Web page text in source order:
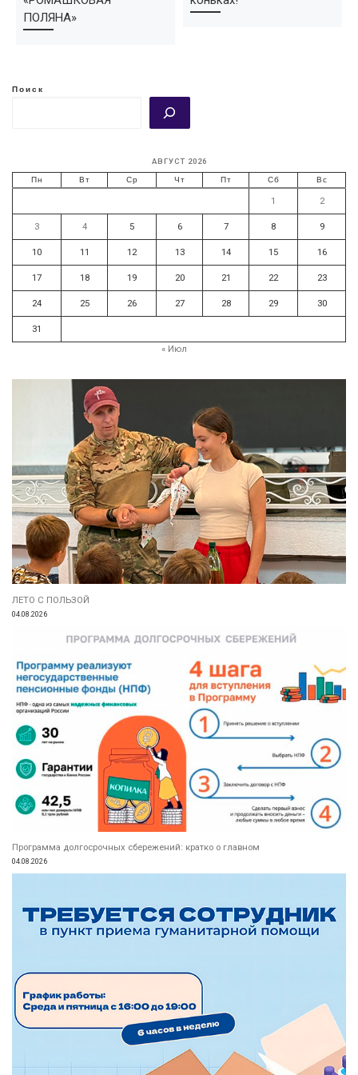
ПОЛЯНА»
Поиск
АВГУСТ 2026
Пн Вт Ср Чт Пт Сб Вс
1 2
3 4 5 6 7 8 9
10 11 12 13 14 15 16
17 18 19 20 21 22 23
24 25 26 27 28 29 30
31
« Июл
ЛЕТО С ПОЛЬЗОЙ
04.08.2026
Программа долгосрочных сбережений: кратко о главном
04.08.2026